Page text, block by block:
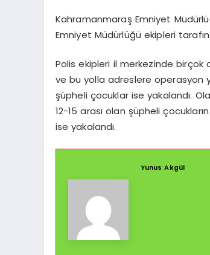
Kahramanmaraş Emniyet
Emniyet Müdürlüğü ekipleri
Polis ekipleri il merkezinde birçok
ve bu yolla adreslere operasyon
şüpheli çocuklar ise yakalandı.
12-15 arası olan şüpheli
ise yakalandı.
Yunus Akgül